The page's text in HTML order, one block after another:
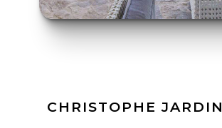
CHRISTOPHE JARDIN